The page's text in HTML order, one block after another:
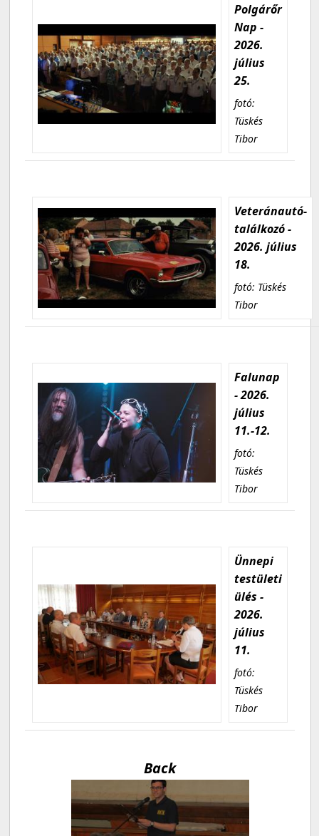
Polgárőr
Nap -
2026.
július
25.
fotó:
Tüskés
Tibor
Veteránautó-
találkozó -
2026. július
18.
fotó: Tüskés
Tibor
Falunap
- 2026.
július
11.-12.
fotó:
Tüskés
Tibor
Ünnepi
testületi
ülés -
2026.
július
11.
fotó:
Tüskés
Tibor
Back